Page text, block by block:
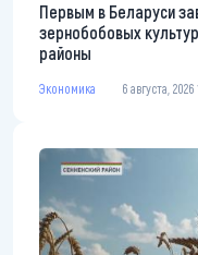
Первым в Беларуси
зернобобовых
районы
Экономика 6 августа, 2026